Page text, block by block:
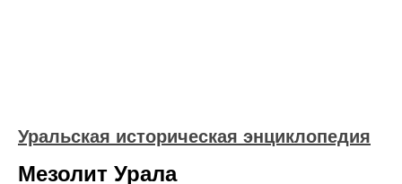
Уральская историческая энциклопедия
Мезолит Урала